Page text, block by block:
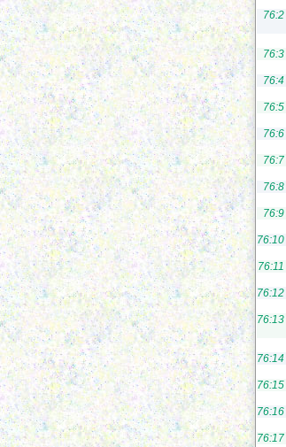
76:2
76:3
76:4
76:5
76:6
76:7
76:8
76:9
76:10
76:11
76:12
76:13
76:14
76:15
76:16
76:17